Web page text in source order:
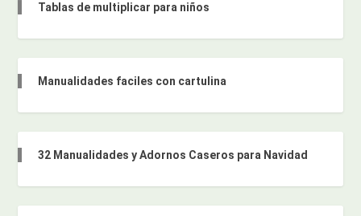
Tablas de multiplicar para niños
Manualidades faciles con cartulina
32 Manualidades y Adornos Caseros para Navidad